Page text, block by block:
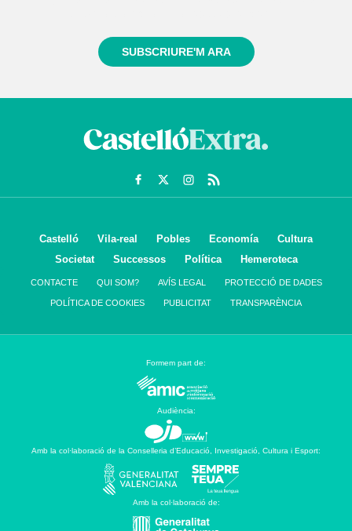
SUBSCRIURE'M ARA
Castelló Vila-real Pobles Economía
Cultura
Societat
Successos Política Hemeroteca
CONTACTE QUI SOM? AVÍS LEGAL PROTECCIÓ DE DADES
POLÍTICA DE COOKIES PUBLICITAT TRANSPARÈNCIA
Formem part de:
Audiència:
Amb la col·laboració de la Conselleria d’Educació, Investigació, Cultura i Esport:
Amb la col·laboració de: